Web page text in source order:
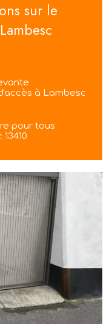
sur le
à Lambesc
pour tous